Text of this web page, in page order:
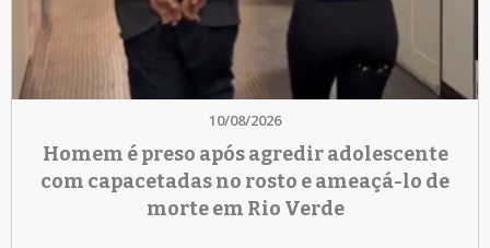
10/08/2026
Homem é preso após agredir adolescente
com capacetadas no rosto e ameaçá-lo de
morte em Rio Verde